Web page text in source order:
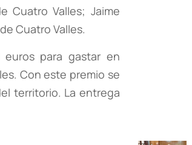
Cuatro Valles; Jaime
Cuatro Valles.
euros para gastar en
Con este premio se
territorio. La entrega